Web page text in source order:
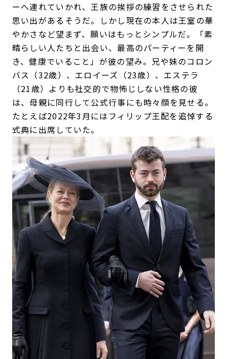
ーへ連れていかれ、王族の挨拶の練習をさせられた
思い出があるそうだ。しかし現在の本人は王室の華
やかさなど望まず、願いはもっとシンプルだ。「素
晴らしい人たちと出会い、最高のパーティーを開
き、健康でいること」が彼の望み。兄や妹のコロン
バス（32歳）、エロイーズ（23歳）、エステラ
（21歳）よりも社交的で物怖じしない性格の彼
は、母親に同行して公式行事にも時々顔を見せる。
たとえば2022年3月にはフィリップ王配を追悼する
式典に出席していた。